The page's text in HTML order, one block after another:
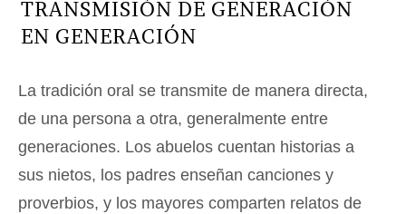
TRANSMISIÓN DE GENERACIÓN
EN GENERACIÓN
La tradición oral se transmite de manera directa,
de una persona a otra, generalmente entre
generaciones. Los abuelos cuentan historias a
sus nietos, los padres enseñan canciones y
proverbios, y los mayores comparten relatos de